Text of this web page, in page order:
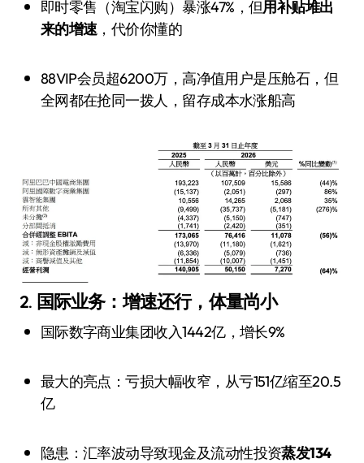
即时零售（淘宝闪购）暴涨47%，但用补贴堆出
来的增速，代价你懂的
88VIP会员超6200万，高净值用户是压舱石，但
全网都在抢同一拨人，留存成本水涨船高
2. 国际业务：增速还行，体量尚小
国际数字商业集团收入1442亿，增长9%
最大的亮点：亏损大幅收窄，从亏151亿缩至20.5
亿
隐患：汇率波动导致现金及流动性投资蒸发134